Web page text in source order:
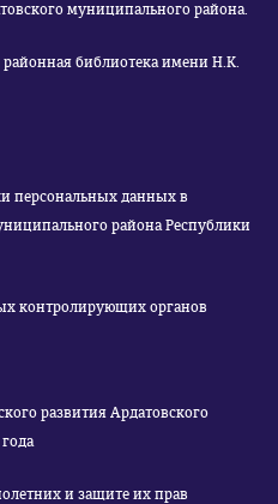
муниципального района.
библиотека имени Н.К.
персональных данных в
района Республики
контролирующих органов
развития Ардатовского
и защите их прав